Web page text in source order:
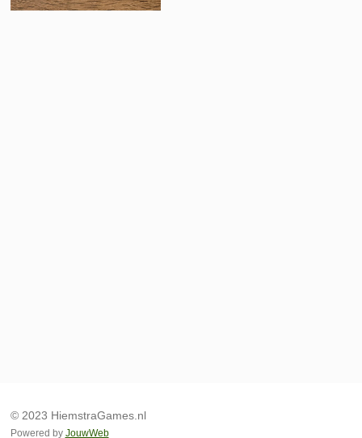
© 2023 HiemstraGames.nl
Powered by JouwWeb